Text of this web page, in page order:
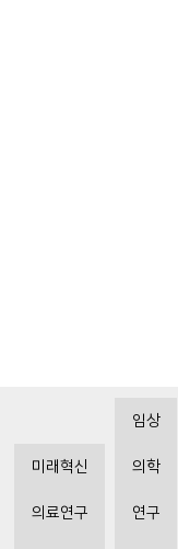
미래혁신
의료연구
임상
의학
연구